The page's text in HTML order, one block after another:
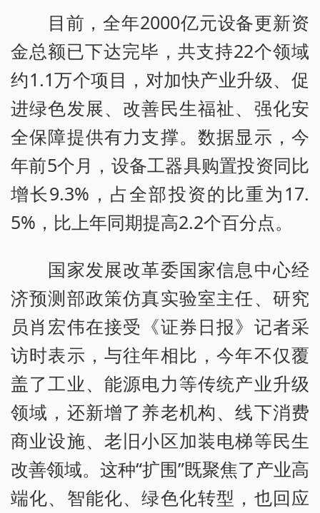
目前，全年2000亿元设备更新资
金总额已下达完毕，共支持22个领域
约1.1万个项目，对加快产业升级、促
进绿色发展、改善民生福祉、强化安
全保障提供有力支撑。数据显示，今
年前5个月，设备工器具购置投资同比
增长9.3%，占全部投资的比重为17.
5%，比上年同期提高2.2个百分点。
国家发展改革委国家信息中心经
济预测部政策仿真实验室主任、研究
员肖宏伟在接受《证券日报》记者采
访时表示，与往年相比，今年不仅覆
盖了工业、能源电力等传统产业升级
领域，还新增了养老机构、线下消费
商业设施、老旧小区加装电梯等民生
改善领域。这种“扩围”既聚焦了产业高
端化、智能化、绿色化转型，也回应